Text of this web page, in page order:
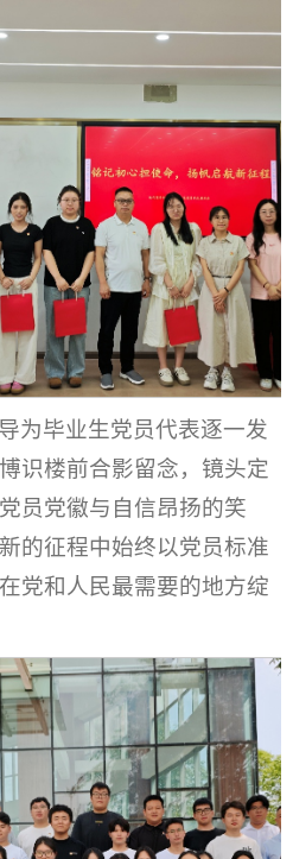
为毕业生党员代表逐一发
识楼前合影留念，镜头定
员党徽与自信昂扬的笑
的征程中始终以党员标准
党和人民最需要的地方绽